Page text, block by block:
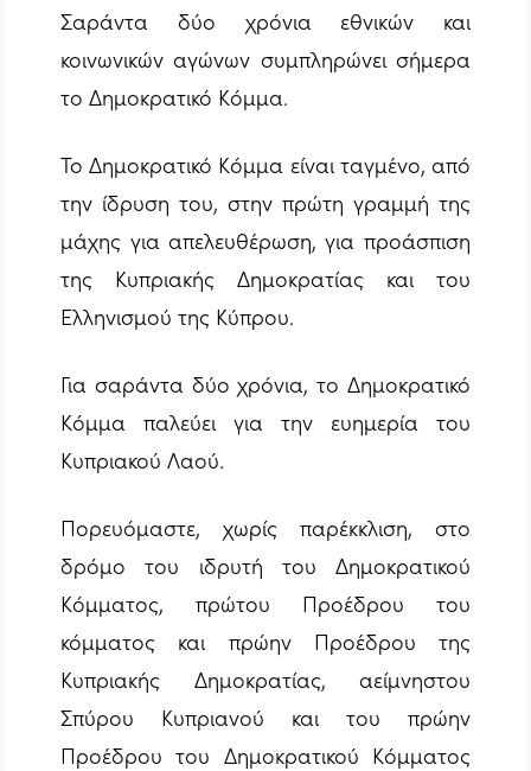
Σαράντα δύο χρόνια εθνικών και
κοινωνικών αγώνων συμπληρώνει σήμερα
το Δημοκρατικό Κόμμα.
Το Δημοκρατικό Κόμμα είναι ταγμένο, από
την ίδρυση του, στην πρώτη γραμμή της
μάχης για απελευθέρωση, για προάσπιση
της Κυπριακής Δημοκρατίας και του
Ελληνισμού της Κύπρου.
Για σαράντα δύο χρόνια, το Δημοκρατικό
Κόμμα παλεύει για την ευημερία του
Κυπριακού Λαού.
Πορευόμαστε, χωρίς παρέκκλιση, στο
δρόμο του ιδρυτή του Δημοκρατικού
Κόμματος, πρώτου Προέδρου του
κόμματος και πρώην Προέδρου της
Κυπριακής Δημοκρατίας, αείμνηστου
Σπύρου Κυπριανού και του πρώην
Προέδρου του Δημοκρατικού Κόμματος